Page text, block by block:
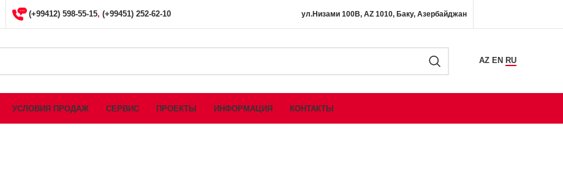
(+99412) 598-55-15, (+99451) 252-62-10 ул.Низами 100B, AZ 1010, Баку, Азербайджан
AZ EN RU
УСЛОВИЯ ПРОДАЖ СЕРВИС ПРОЕКТЫ ИНФОРМАЦИЯ КОНТАКТЫ